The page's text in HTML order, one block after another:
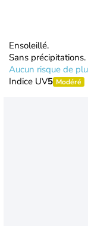
Ensoleillé.
Sans précipitations.
Aucun risque de
Indice UV5 Modéré